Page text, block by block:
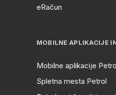
eRačun
MOBILNE APLIKACIJE
Mobilne aplikacije
Spletna mesta Petrol